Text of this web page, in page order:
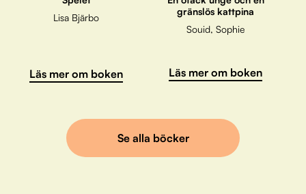
Lisa Bjärbo
Läs mer om boken
gränslös kattpina
Souid, Sophie
Läs mer om boken
Se alla böcker